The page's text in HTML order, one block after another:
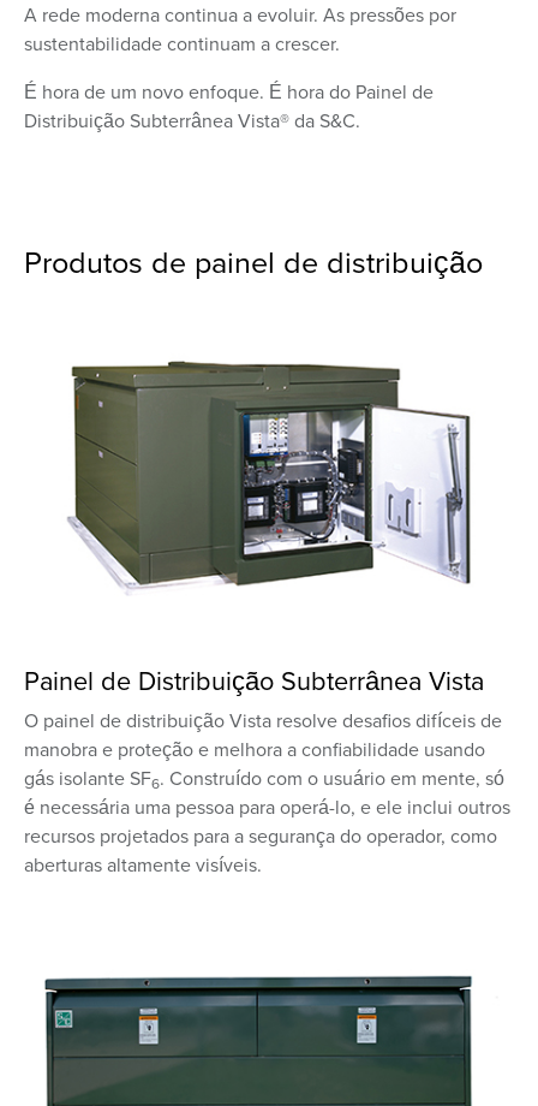
A rede moderna continua a evoluir. As pressões por
sustentabilidade continuam a crescer.
É hora de um novo enfoque. É hora do Painel de
Distribuição Subterrânea Vista® da S&C.
Produtos de painel de distribuição
Painel de Distribuição Subterrânea Vista
O painel de distribuição Vista resolve desafios difíceis de
manobra e proteção e melhora a confiabilidade usando
gás isolante SF6. Construído com o usuário em mente, só
é necessária uma pessoa para operá-lo, e ele inclui outros
recursos projetados para a segurança do operador, como
aberturas altamente visíveis.